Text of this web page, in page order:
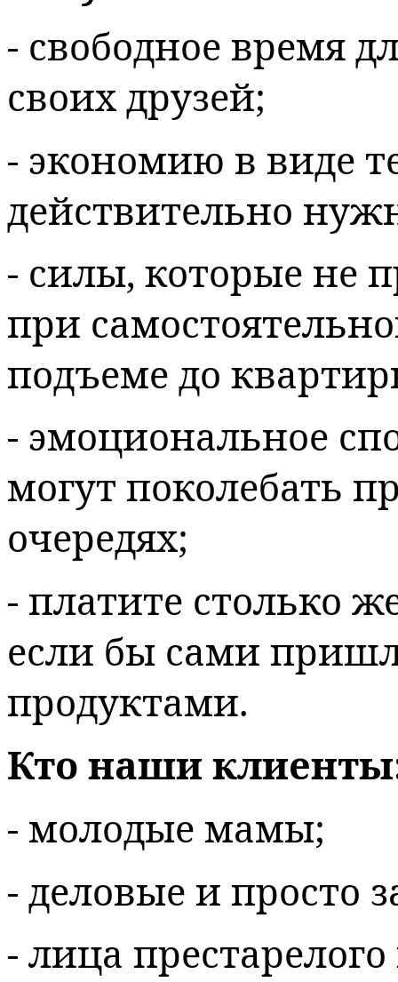
- свободное время
своих друзей;
- экономию в виде
действительно
- силы, которые не
при
подъеме до
- эмоциональное
могут поколебать
очередях;
- платите столько
если бы сами
продуктами.
Кто наши
- молодые мамы;
- деловые и просто
- лица престарелого